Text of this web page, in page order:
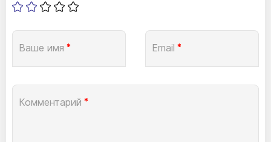
Ваше имя * Email *
Комментарий *